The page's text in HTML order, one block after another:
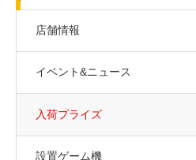
店舗情報
イベント&ニュース
入荷プライズ
設置ゲーム機